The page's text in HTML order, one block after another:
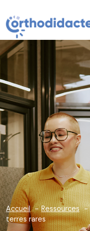
Accueil Ressources
terres rares